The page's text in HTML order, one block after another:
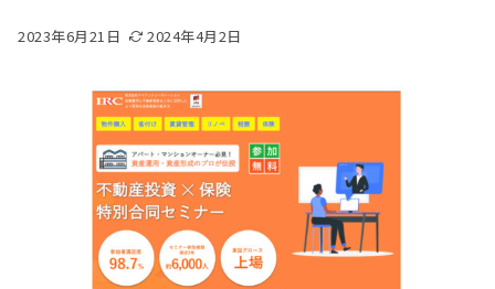
2023年6月21日 2024年4月2日